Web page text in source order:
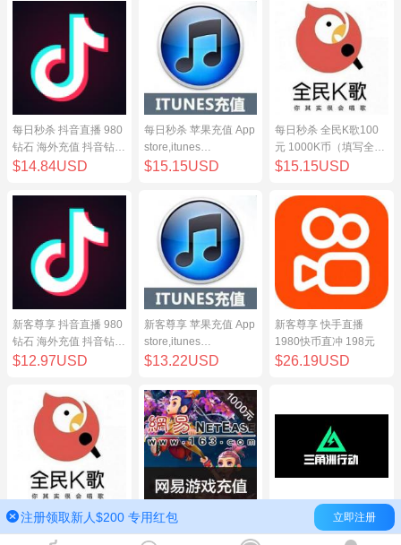
每日秒杀 抖音直播 980
钻石 海外充值 抖音钻石
（原抖币）98元
$14.84USD
每日秒杀 苹果充值 App
store,itunes
store,iphone,ipad中国
$15.15USD
每日秒杀 全民K歌100
元 1000K币（填写全民
K歌号充值）
$15.15USD
新客尊享 抖音直播 980
钻石 海外充值 抖音钻石
（原抖币）98元
$12.97USD
新客尊享 苹果充值 App
store,itunes
store,iphone,ipad中国
$13.22USD
新客尊享 快手直播
1980快币直冲 198元
$26.19USD
新客尊享 全民K歌100
元 1000K币（填写全民
网易点数1000元(可直
充/寄售) 网易一卡通
三角洲行动（腾讯国
服）
注册领取新人$200 专用红包 立即注册